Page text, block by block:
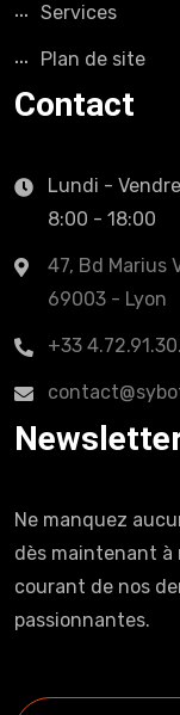
Services
Plan de site
Contact
Lundi -
8:00 - 18:00
47, Bd Marius
69003 - Lyon
+33
Ne manquez
dès maintenant
courant de nos
passionnantes.